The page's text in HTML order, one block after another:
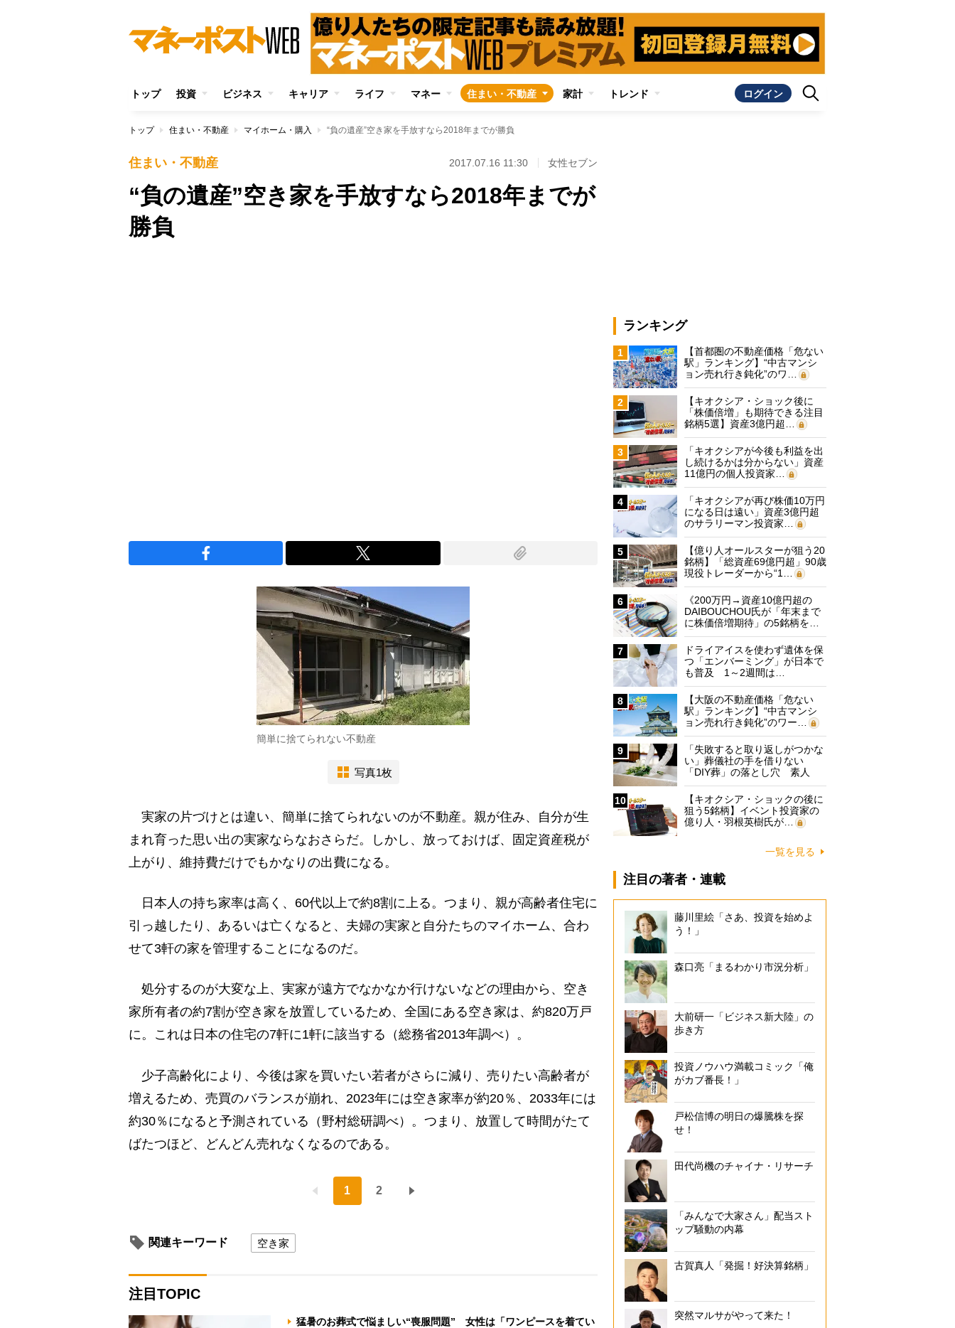
トップ 投資 ビジネス キャリア ライフ マネー 住まい・不動産 家計 トレンド ログイン
トップ 住まい・不動産 マイホーム・購入 “負の遺産”空き家を手放すなら2018年までが勝負
住まい・不動産 2017.07.16 11:30 女性セブン
“負の遺産”空き家を手放すなら2018年までが
勝負
簡単に捨てられない不動産
写真1枚
実家の片づけとは違い、簡単に捨てられないのが不動産。親が住み、自分が生
まれ育った思い出の実家ならなおさらだ。しかし、放っておけば、固定資産税が
上がり、維持費だけでもかなりの出費になる。
日本人の持ち家率は高く、60代以上で約8割に上る。つまり、親が高齢者住宅に
引っ越したり、あるいは亡くなると、夫婦の実家と自分たちのマイホーム、合わ
せて3軒の家を管理することになるのだ。
処分するのが大変な上、実家が遠方でなかなか行けないなどの理由から、空き
家所有者の約7割が空き家を放置しているため、全国にある空き家は、約820万戸
に。これは日本の住宅の7軒に1軒に該当する（総務省2013年調べ）。
少子高齢化により、今後は家を買いたい若者がさらに減り、売りたい高齢者が
増えるため、売買のバランスが崩れ、2023年には空き家率が約20％、2033年には
約30％になると予測されている（野村総研調べ）。つまり、放置して時間がたて
ばたつほど、どんどん売れなくなるのである。
1 2
関連キーワード 空き家
注目TOPIC
猛暑のお葬式で悩ましい“喪服問題” 女性は「ワンピースを着てい
ランキング
1
【首都圏の不動産価格「危ない
駅」ランキング】“中古マンシ
ョン売れ行き鈍化”のワ…
2
【キオクシア・ショック後に
「株価倍増」も期待できる注目
銘柄5選】資産3億円超…
3
「キオクシアが今後も利益を出
し続けるかは分からない」資産
11億円の個人投資家…
4
「キオクシアが再び株価10万円
になる日は遠い」資産3億円超
のサラリーマン投資家…
5
【億り人オールスターが狙う20
銘柄】「総資産69億円超」90歳
現役トレーダーから“1…
6
《200万円→資産10億円超の
DAIBOUCHOU氏が「年末まで
に株価倍増期待」の5銘柄を…
7
ドライアイスを使わず遺体を保
つ「エンバーミング」が日本で
も普及 1～2週間は…
8
【大阪の不動産価格「危ない
駅」ランキング】“中古マンシ
ョン売れ行き鈍化”のワー…
9
「失敗すると取り返しがつかな
い」葬儀社の手を借りない
「DIY葬」の落とし穴 素人
に…
10
【キオクシア・ショックの後に
狙う5銘柄】イベント投資家の
億り人・羽根英樹氏が…
一覧を見る
注目の著者・連載
藤川里絵「さあ、投資を始めよ
う！」
森口亮「まるわかり市況分析」
大前研一「ビジネス新大陸」の
歩き方
投資ノウハウ満載コミック「俺
がカブ番長！」
戸松信博の明日の爆騰株を探
せ！
田代尚機のチャイナ・リサーチ
「みんなで大家さん」配当スト
ップ騒動の内幕
古賀真人「発掘！好決算銘柄」
突然マルサがやって来た！